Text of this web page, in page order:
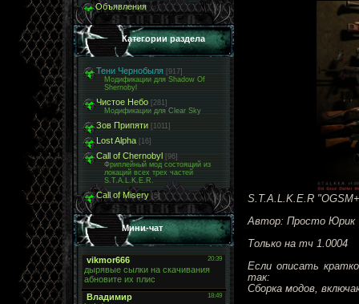
Объявления
Категории раздела
Тени Чернобыля [917]
Модификации для Shadow Of
Shernobyl
Чистое Небо [281]
Модификации для Clear Sky
Зов Припяти [1011]
Lost Alpha [16]
Call of Chernobyl [96]
Фриплейный мод состоящий из
локаций всех трех частей
S.T.A.L.K.E.R.
Call of Misery [5]
Мини-чат
S.T.A.L.K.E.R
Автор: Просто Юрик
Только на тч 1.0004
Если описать
так:
Сборка модов,